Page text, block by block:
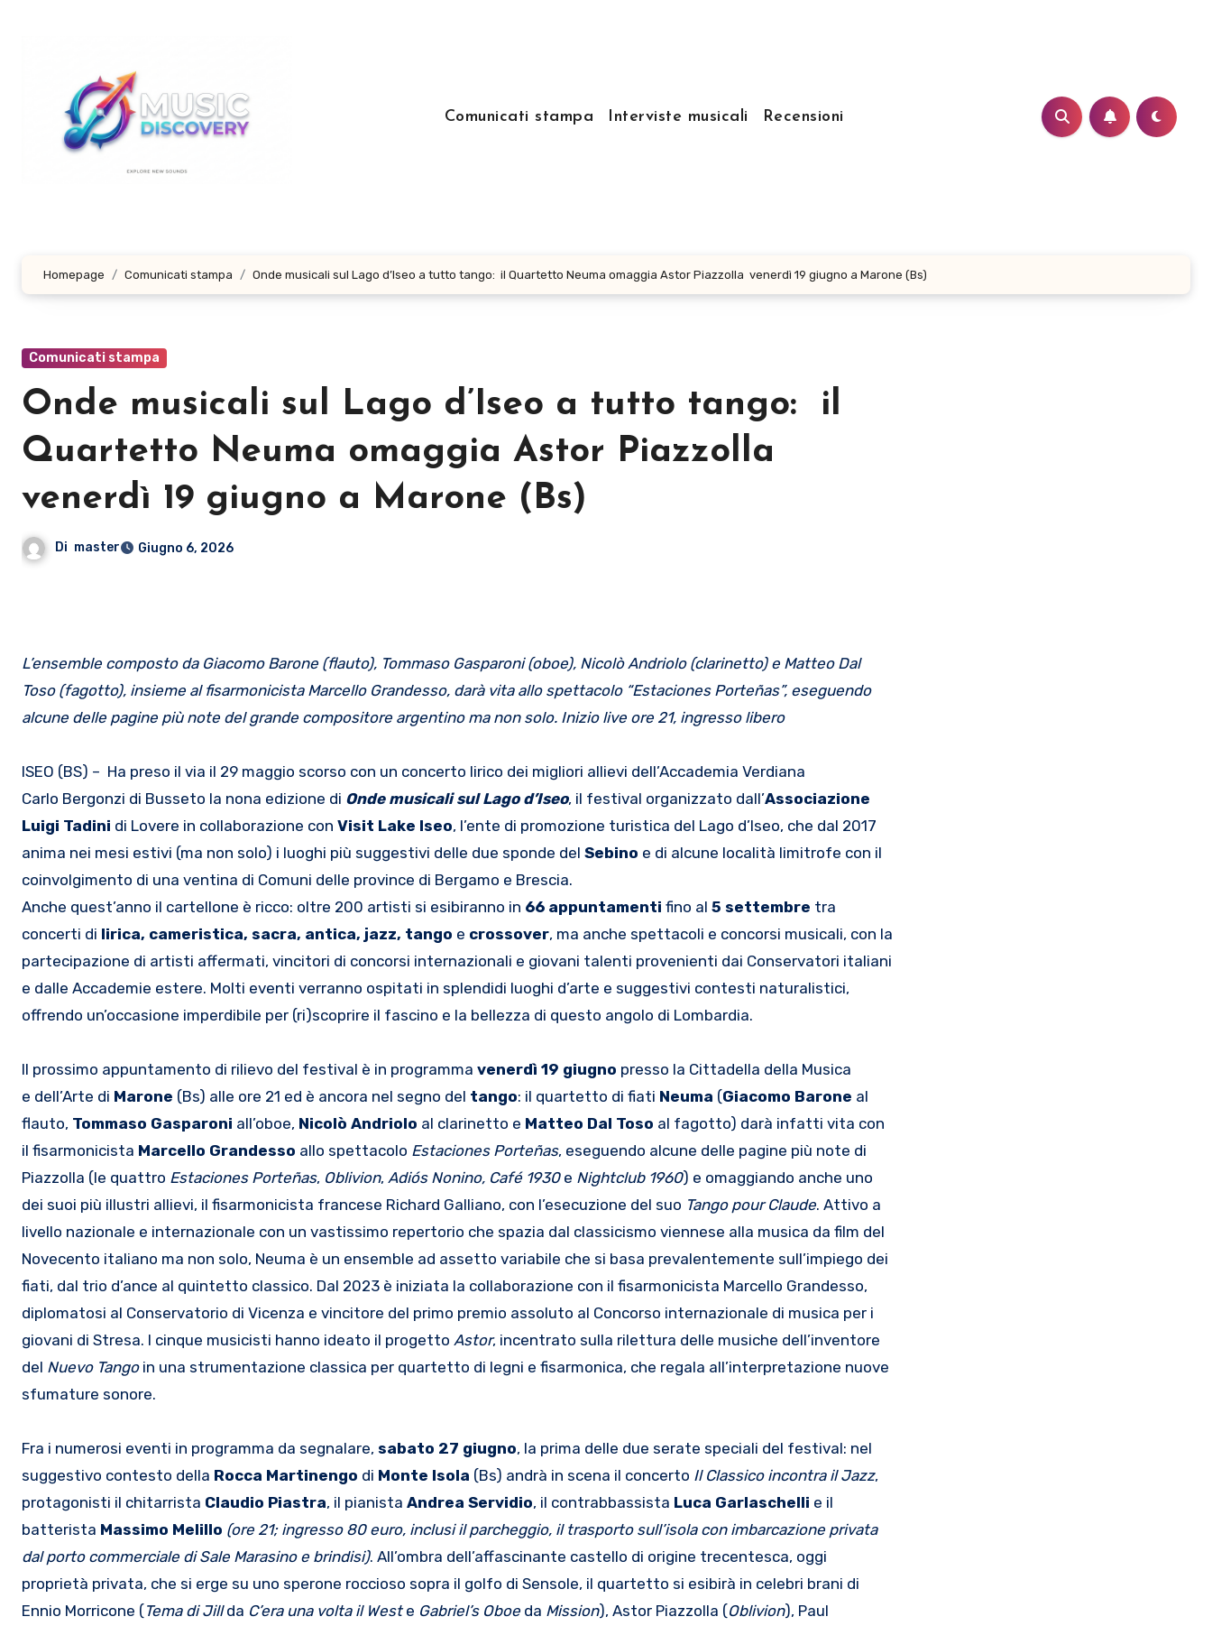
Comunicati stampa Interviste musicali Recensioni
Homepage Comunicati stampa Onde musicali sul Lago d’Iseo a tutto tango: il Quartetto Neuma omaggia Astor Piazzolla venerdì 19 giugno a Marone (Bs)
Comunicati stampa
Onde musicali sul Lago d’Iseo a tutto tango: il
Quartetto Neuma omaggia Astor Piazzolla
venerdì 19 giugno a Marone (Bs)
Di master Giugno 6, 2026
L’ensemble composto da Giacomo Barone (flauto), Tommaso Gasparoni (oboe), Nicolò Andriolo (clarinetto) e Matteo Dal
Toso (fagotto), insieme al fisarmonicista Marcello Grandesso, darà vita allo spettacolo “Estaciones Porteñas”, eseguendo
alcune delle pagine più note del grande compositore argentino ma non solo. Inizio live ore 21, ingresso libero
ISEO (BS) – Ha preso il via il 29 maggio scorso con un concerto lirico dei migliori allievi dell’Accademia Verdiana
Carlo Bergonzi di Busseto la nona edizione di Onde musicali sul Lago d’Iseo, il festival organizzato dall’Associazione
Luigi Tadini di Lovere in collaborazione con Visit Lake Iseo, l’ente di promozione turistica del Lago d’Iseo, che dal 2017
anima nei mesi estivi (ma non solo) i luoghi più suggestivi delle due sponde del Sebino e di alcune località limitrofe con il
coinvolgimento di una ventina di Comuni delle province di Bergamo e Brescia.
Anche quest’anno il cartellone è ricco: oltre 200 artisti si esibiranno in 66 appuntamenti fino al 5 settembre tra
concerti di lirica, cameristica, sacra, antica, jazz, tango e crossover, ma anche spettacoli e concorsi musicali, con la
partecipazione di artisti affermati, vincitori di concorsi internazionali e giovani talenti provenienti dai Conservatori italiani
e dalle Accademie estere. Molti eventi verranno ospitati in splendidi luoghi d’arte e suggestivi contesti naturalistici,
offrendo un’occasione imperdibile per (ri)scoprire il fascino e la bellezza di questo angolo di Lombardia.
Il prossimo appuntamento di rilievo del festival è in programma venerdì 19 giugno presso la Cittadella della Musica
e dell’Arte di Marone (Bs) alle ore 21 ed è ancora nel segno del tango: il quartetto di fiati Neuma (Giacomo Barone al
flauto, Tommaso Gasparoni all’oboe, Nicolò Andriolo al clarinetto e Matteo Dal Toso al fagotto) darà infatti vita con
il fisarmonicista Marcello Grandesso allo spettacolo Estaciones Porteñas, eseguendo alcune delle pagine più note di
Piazzolla (le quattro Estaciones Porteñas, Oblivion, Adiós Nonino, Café 1930e Nightclub 1960) e omaggiando anche uno
dei suoi più illustri allievi, il fisarmonicista francese Richard Galliano, con l’esecuzione del suo Tango pour Claude. Attivo a
livello nazionale e internazionale con un vastissimo repertorio che spazia dal classicismo viennese alla musica da film del
Novecento italiano ma non solo, Neuma è un ensemble ad assetto variabile che si basa prevalentemente sull’impiego dei
fiati, dal trio d’ance al quintetto classico. Dal 2023 è iniziata la collaborazione con il fisarmonicista Marcello Grandesso,
diplomatosi al Conservatorio di Vicenza e vincitore del primo premio assoluto al Concorso internazionale di musica per i
giovani di Stresa. I cinque musicisti hanno ideato il progetto Astor, incentrato sulla rilettura delle musiche dell’inventore
del Nuevo Tangoin una strumentazione classica per quartetto di legni e fisarmonica, che regala all’interpretazione nuove
sfumature sonore.
Fra i numerosi eventi in programma da segnalare, sabato 27 giugno, la prima delle due serate speciali del festival: nel
suggestivo contesto della Rocca Martinengo di Monte Isola (Bs) andrà in scena il concerto Il Classico incontra il Jazz,
protagonisti il chitarrista Claudio Piastra, il pianista Andrea Servidio, il contrabbassista Luca Garlaschelli e il
batterista Massimo Melillo (ore 21; ingresso 80 euro, inclusiil parcheggio, il trasporto sull’isola con imbarcazione privata
dalporto commerciale di Sale Marasinoe brindisi). All’ombra dell’affascinante castello di origine trecentesca, oggi
proprietà privata, che si erge su uno sperone roccioso sopra il golfo di Sensole, il quartetto si esibirà in celebri brani di
Ennio Morricone (Tema di Jillda C’era una volta il Weste Gabriel’s Oboe da Mission), Astor Piazzolla (Oblivion), Paul